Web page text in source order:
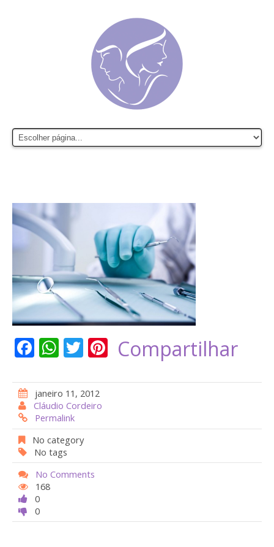
F
e
b
o
o
k
W
at
s
A
p
p
T
itt
er
Pi
er
st
Compartilhar
janeiro 11, 2012
Cláudio Cordeiro
Permalink
No category
No tags
No Comments
168
0
0